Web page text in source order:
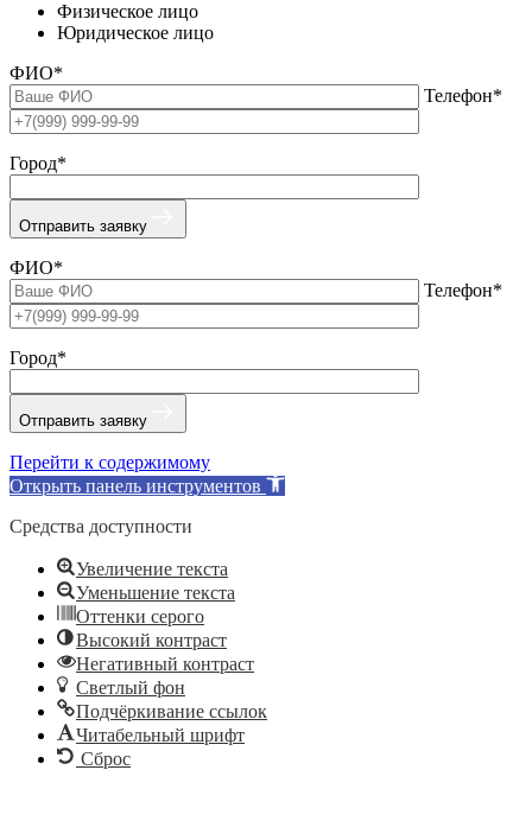
Физическое лицо
Юридическое лицо
ФИО*
Телефон*
Город*
Отправить заявку
ФИО*
Телефон*
Город*
Отправить заявку
Перейти к содержимому
Открыть панель инструментов
Средства доступности
Увеличение текста
Уменьшение текста
Оттенки серого
Высокий контраст
Негативный контраст
Светлый фон
Подчёркивание ссылок
Читабельный шрифт
Сброс